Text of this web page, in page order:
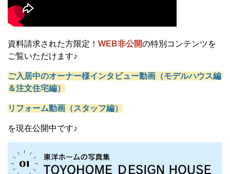
資料請求された方限定！ WEB非公開の特別コンテンツを
ご覧いただけます♪
ご入居中のオーナー様インタビュー動画（モデルハウス編
＆注文住宅編）
リフォーム動画（スタッフ編）
を現在公開中です♪